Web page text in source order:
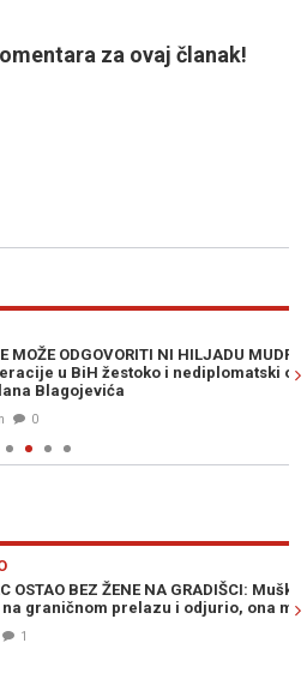
za ovaj članak!
NI HILJADU MUDRACA": Ambasada
i nediplomatski odgovorila na
GRADIŠCI: Muškarac ostavio
i odjurio, ona mislila da se šali